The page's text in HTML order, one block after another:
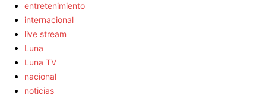
entretenimiento
internacional
live stream
Luna
Luna TV
nacional
noticias